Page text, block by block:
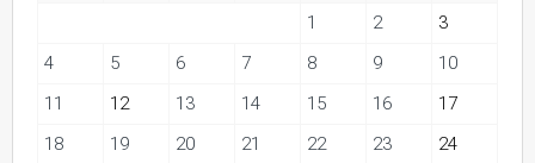
1
2
3
4
5 6 7 8 9
10
11
12 13 14 15 16
17
18
19 20 21 22 23
24